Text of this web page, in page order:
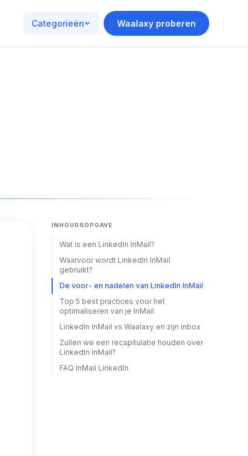
Categorieën Waalaxy proberen
INHOUDSOPGAVE
Wat is een LinkedIn InMail?
Waarvoor wordt LinkedIn InMail
gebruikt?
De voor- en nadelen van LinkedIn InMail
Top 5 best practices voor het
optimaliseren van je InMail
LinkedIn InMail vs Waalaxy en zijn inbox
Zullen we een recapitulatie houden over
LinkedIn InMail?
FAQ InMail LinkedIn